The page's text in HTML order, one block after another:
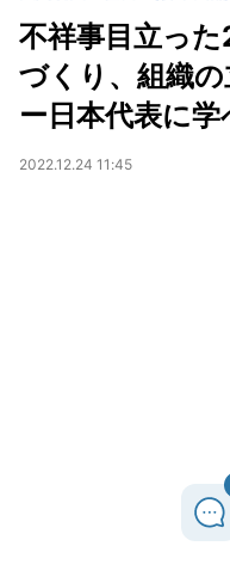
不祥事目立っ
づくり、組織
ー日本代表に学
2022.12.24 11:45